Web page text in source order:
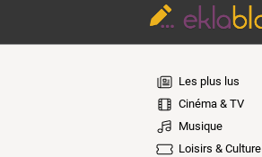
Les plus lus
Cinéma & TV
Musique
Loisirs & Culture